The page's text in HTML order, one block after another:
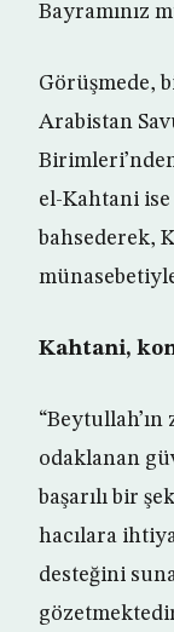
Bayramınız
Görüşmede,
Arabistan
el-Kahtani
bahsederek,
Kahtani,
odaklanan
başarılı bir
hacılara
desteğini